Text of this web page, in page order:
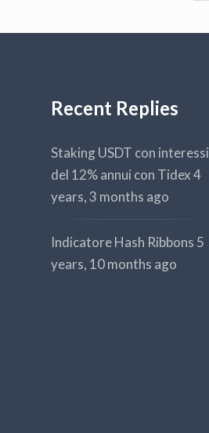
Recent Replies
Staking USDT con interessi
del 12% annui con Tidex4
years, 3 months ago
Indicatore Hash Ribbons 5
years, 10 months ago